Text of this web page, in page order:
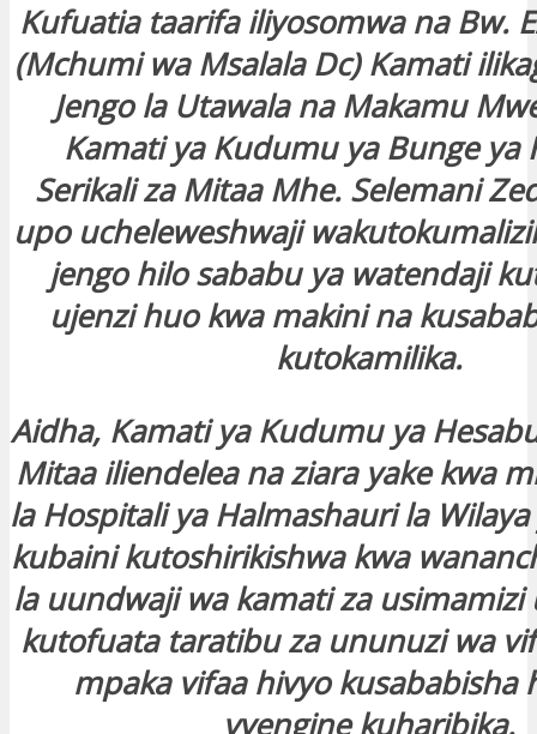
Kufuatia taarifa iliyosomwa na Bw.
(Mchumi wa Msalala Dc) Kamati
Jengo la Utawala na Makamu
Kamati ya Kudumu ya Bunge ya
Serikali za Mitaa Mhe. Selemani
upo ucheleweshwaji
jengo hilo sababu ya watendaji
ujenzi huo kwa makini na
kutokamilika.
Aidha, Kamati ya Kudumu ya
Mitaa iliendelea na ziara yake kwa
la Hospitali ya Halmashauri la
kubaini kutoshirikishwa kwa
la uundwaji wa kamati za usimamizi
kutofuata taratibu za ununuzi wa
mpaka vifaa hivyo kusababisha
vyengine kuharibika.